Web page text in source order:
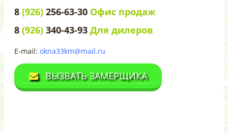
8 (926) 256-63-30 Офис продаж
8 (926) 340-43-93 Для дилеров
E-mail: okna33km@mail.ru
ВЫЗВАТЬ ЗАМЕРЩИКА